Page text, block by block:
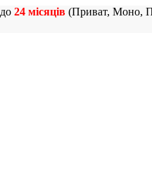
до 24 місяців(Приват, Моно,